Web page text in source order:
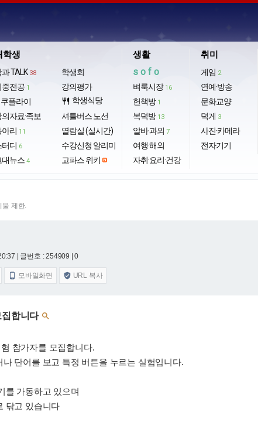
학생
과 TALK 38
중전공 1
쿠플라이
의자료·족보
아리 11
터디 6
대뉴스 4
학생회
강의평가
restaurant 학생식당
셔틀버스 노선
열람실 (실시간)
수강신청 알리미
고파스 위키
생활
sofo
벼룩시장 16
헌책방 1
복덕방 13
알바·과외 7
여행·해외
자취·요리·건강
취미
게임 2
연예·방송
문화교양
덕게 3
사진·카메라
전자기기
물 제한.
| 글번호 : 254909 | 0
 모바일화면  URL 복사
집합니다 
참가자를 모집합니다.
단어를 보고 특정 버튼을 누르는 실험입니다.
를 가동하고 있으며
닦고 있습니다